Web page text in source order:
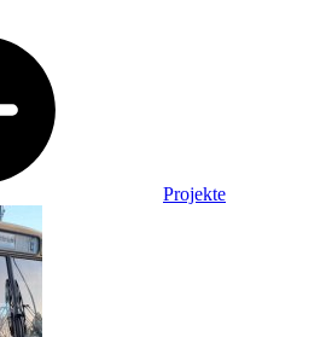
Projekte